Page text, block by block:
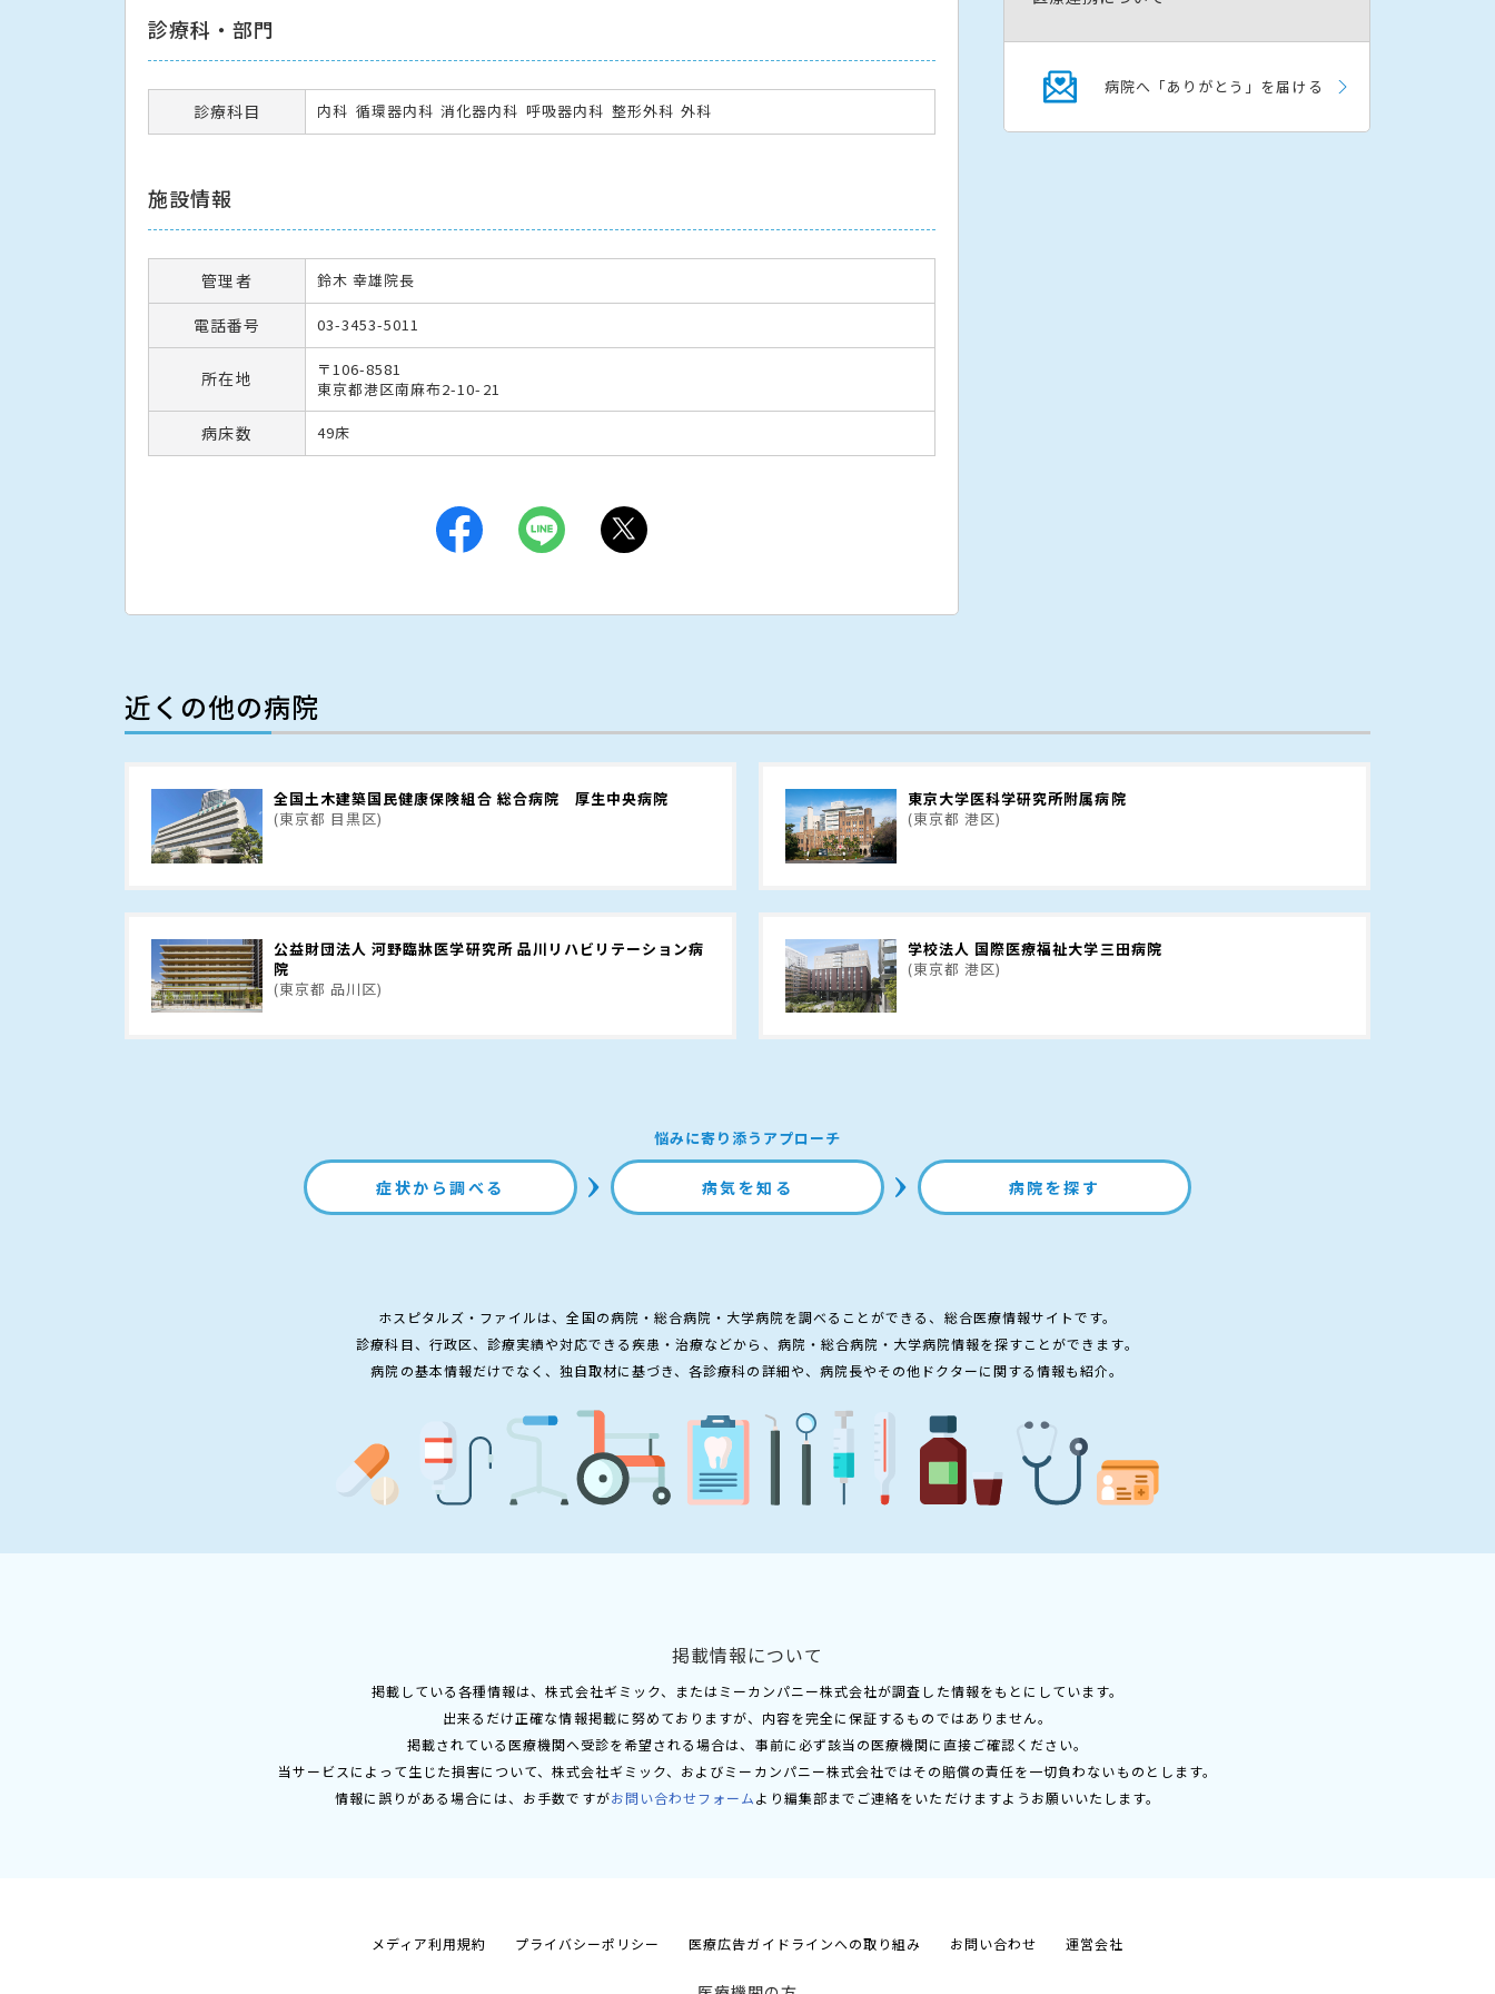
診療科・部門
診療科目 内科 循環器内科 消化器内科 呼吸器内科 整形外科 外科
施設情報
管理者 鈴木 幸雄院長
電話番号 03-3453-5011
所在地
〒106-8581
東京都港区南麻布2-10-21
病床数 49床
病院へ「ありがとう」を届ける
近くの他の病院
全国土木建築国民健康保険組合 総合病院 厚生中央病院
(東京都 目黒区)
東京大学医科学研究所附属病院
(東京都 港区)
公益財団法人 河野臨牀医学研究所 品川リハビリテーション病
院
(東京都 品川区)
学校法人 国際医療福祉大学三田病院
(東京都 港区)
悩みに寄り添うアプローチ
症状から調べる 病気を知る 病院を探す
ホスピタルズ・ファイルは、全国の病院・総合病院・大学病院を調べることができる、総合医療情報サイトです。
診療科目、行政区、診療実績や対応できる疾患・治療などから、病院・総合病院・大学病院情報を探すことができます。
病院の基本情報だけでなく、独自取材に基づき、各診療科の詳細や、病院長やその他ドクターに関する情報も紹介。
掲載情報について
掲載している各種情報は、株式会社ギミック、またはミーカンパニー株式会社が調査した情報をもとにしています。
出来るだけ正確な情報掲載に努めておりますが、内容を完全に保証するものではありません。
掲載されている医療機関へ受診を希望される場合は、事前に必ず該当の医療機関に直接ご確認ください。
当サービスによって生じた損害について、株式会社ギミック、およびミーカンパニー株式会社ではその賠償の責任を一切負わないものとします。
情報に誤りがある場合には、お手数ですがお問い合わせフォームより編集部までご連絡をいただけますようお願いいたします。
メディア利用規約 プライバシーポリシー 医療広告ガイドラインへの取り組み お問い合わせ 運営会社